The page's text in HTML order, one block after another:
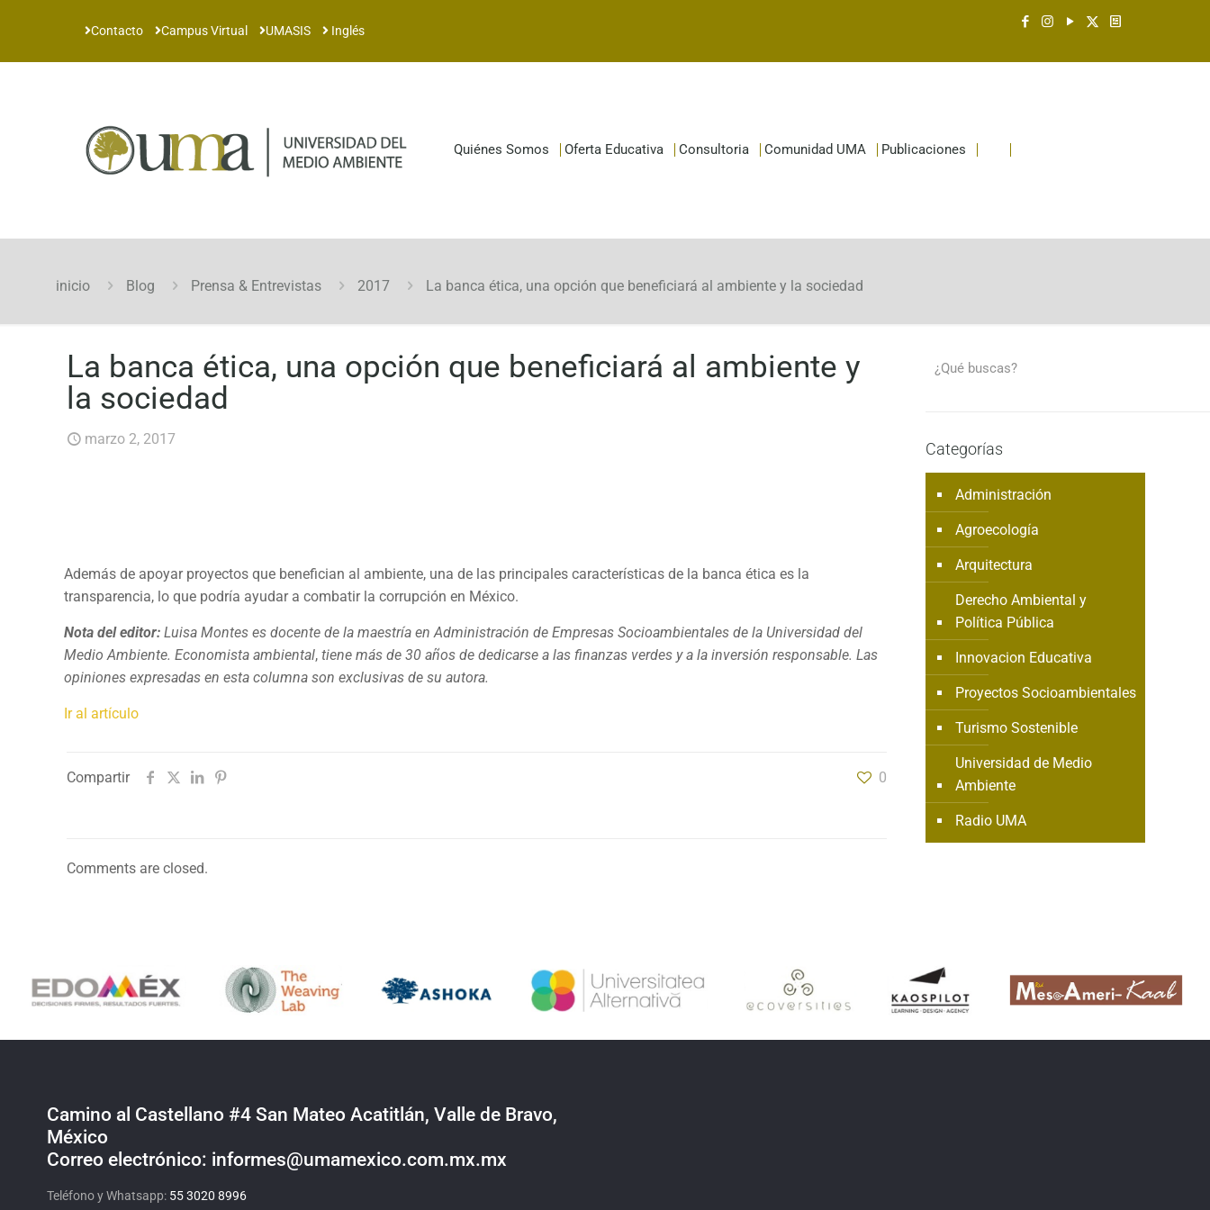
Contacto Campus Virtual UMASIS Inglés
Quiénes Somos Oferta Educativa Consultoria Comunidad UMA Publicaciones
inicio Blog Prensa & Entrevistas 2017 La banca ética, una opción que beneficiará al ambiente y la sociedad
La banca ética, una opción que beneficiará al ambiente y
la sociedad
marzo 2, 2017
Además de apoyar proyectos que benefician al ambiente, una de las principales características de la banca ética es la
transparencia, lo que podría ayudar a combatir la corrupción en México.
Nota del editor:Luisa Montes es docente de la maestría en Administración de Empresas Socioambientales de la Universidad del
Medio Ambiente. Economista ambiental,tiene más de 30 años de dedicarse a las finanzas verdes y a la inversión responsable. Las
opiniones expresadas en esta columna son exclusivas de su autora.
Ir al artículo
Compartir 0
Comments are closed.
Categorías
Administración
Agroecología
Arquitectura
Derecho Ambiental y
Política Pública
Innovacion Educativa
Proyectos Socioambientales
Turismo Sostenible
Universidad de Medio
Ambiente
Radio UMA
Camino al Castellano #4 San Mateo Acatitlán, Valle de Bravo,
México
Correo electrónico: informes@umamexico.com.mx.mx
Teléfono y Whatsapp: 55 3020 8996